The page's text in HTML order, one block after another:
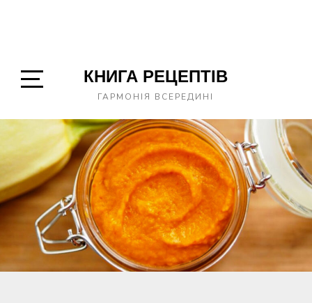
Sidebar
КНИГА РЕЦЕПТІВ
ГАРМОНІЯ ВСЕРЕДИНІ